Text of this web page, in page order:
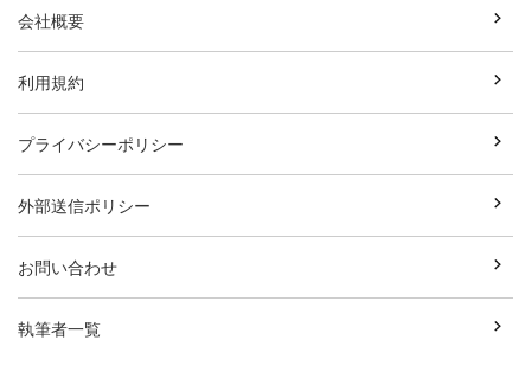
会社概要
利用規約
プライバシーポリシー
外部送信ポリシー
お問い合わせ
執筆者一覧